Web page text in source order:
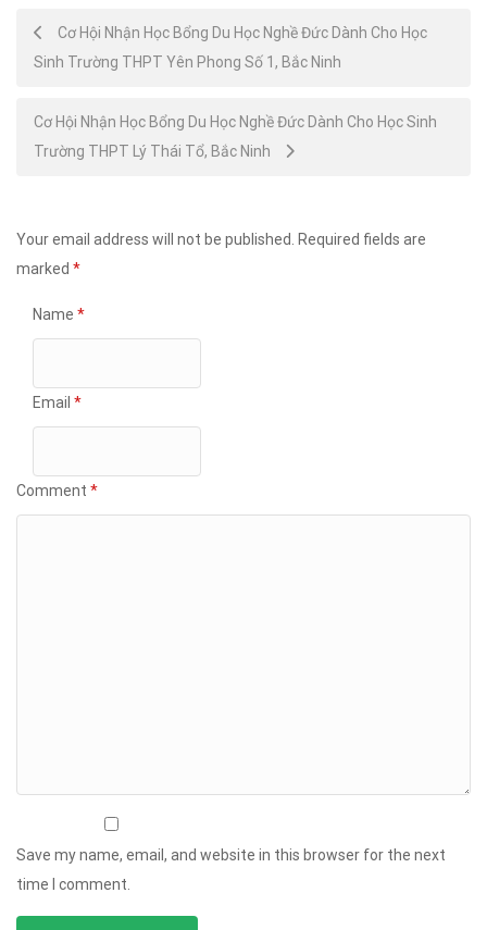
Post
navigation
Cơ Hội Nhận Học Bổng Du Học Nghề Đức Dành Cho Học
Sinh Trường THPT Yên Phong Số 1, Bắc Ninh
Cơ Hội Nhận Học Bổng Du Học Nghề Đức Dành Cho Học Sinh
Trường THPT Lý Thái Tổ, Bắc Ninh
Your email address will not be published.
Required fields are
marked *
Name *
Email *
Comment *
Save my name, email, and website in this browser for the next
time I comment.